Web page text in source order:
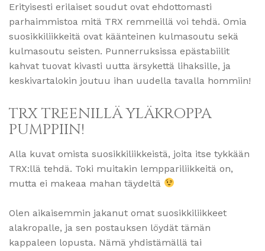
Erityisesti erilaiset soudut ovat ehdottomasti
parhaimmistoa mitä TRX remmeillä voi tehdä. Omia
suosikkiliikkeitä ovat käänteinen kulmasoutu sekä
kulmasoutu seisten. Punnerruksissa epästabiilit
kahvat tuovat kivasti uutta ärsykettä lihaksille, ja
keskivartalokin joutuu ihan uudella tavalla hommiin!
TRX TREENILLÄ YLÄKROPPA
PUMPPIIN!
Alla kuvat omista suosikkiliikkeistä, joita itse tykkään
TRX:llä tehdä. Toki muitakin lemppariliikkeitä on,
mutta ei makeaa mahan täydeltä
Olen aikaisemmin jakanut omat suosikkiliikkeet
alakropalle, ja sen postauksen löydät tämän
kappaleen lopusta. Nämä yhdistämällä tai